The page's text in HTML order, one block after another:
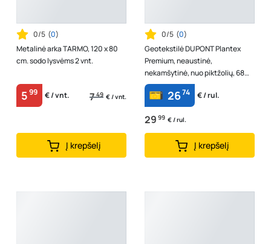
0/5 (0)
Metalinė arka TARMO, 120 x 80
cm. sodo lysvėms 2 vnt.
599 € / vnt. 749 € / vnt.
Į krepšelį
0/5 (0)
Geotekstilė DUPONT Plantex
Premium, neaustinė,
nekamšytinė, nuo piktžolių, 68
gr/m2, matmenys 1 m x 15 m
2674 € / rul.
29 99 € / rul.
Į krepšelį